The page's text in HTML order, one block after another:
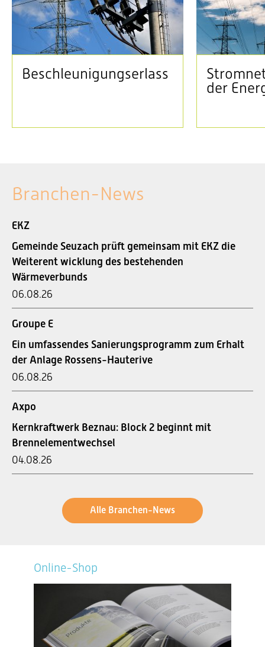
Beschleunigungserlass
der
Branchen-News
EKZ
Gemeinde Seuzach prüft gemeinsam mit EKZ die
Weiterent wicklung des bestehenden
Wärmeverbunds
06.08.26
Groupe E
Ein umfassendes Sanierungsprogramm zum Erhalt
der Anlage Rossens-Hauterive
06.08.26
Axpo
Kernkraftwerk Beznau: Block 2 beginnt mit
Brennelementwechsel
04.08.26
Alle Branchen-News
Online-Shop